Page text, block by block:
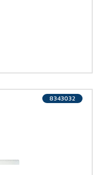
8343032